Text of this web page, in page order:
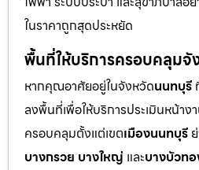
ในราคาถูกสุดประหยัด
พื้นที่ให้บริการครอบคลุม
หากคุณอาศัยอยู่ในจังหวัดนนทบุรี
ลงพื้นที่เพื่อให้บริการประเมินหน้าง
ครอบคลุมตั้งแต่เขตเมืองนนทบุรี
บางกรวย บางใหญ่ และบางบัวท